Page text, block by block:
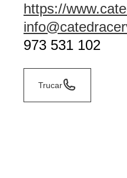
https://
973 531 102
Trucar